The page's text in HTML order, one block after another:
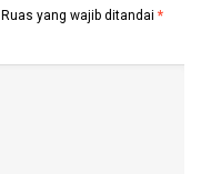
Ruas yang wajib ditandai *